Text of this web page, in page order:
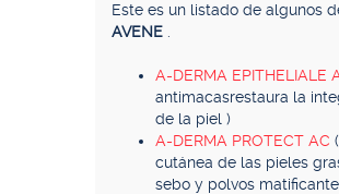
Este es un listado de algunos
AVENE
A-DERMA EPITHELIALE
antimacasrestaura la
de la piel )
A-DERMA PROTECT AC
cutánea de las pieles
sebo y polvos